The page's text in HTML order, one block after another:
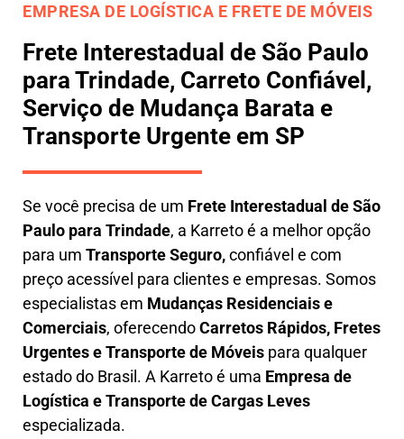
EMPRESA DE LOGÍSTICA E FRETE DE MÓVEIS
Frete Interestadual de São Paulo
para Trindade, Carreto Confiável,
Serviço de Mudança Barata e
Transporte Urgente em SP
Se você precisa de um Frete Interestadual de São
Paulo para Trindade, a Karreto é a melhor opção
para um Transporte Seguro,confiável e com
preço acessível para clientes e empresas. Somos
especialistas em Mudanças Residenciais e
Comerciais, oferecendoCarretos Rápidos, Fretes
Urgentes e Transporte de Móveis para qualquer
estado do Brasil. A Karretoé uma Empresa de
Logística e Transporte de Cargas Leves
especializada.